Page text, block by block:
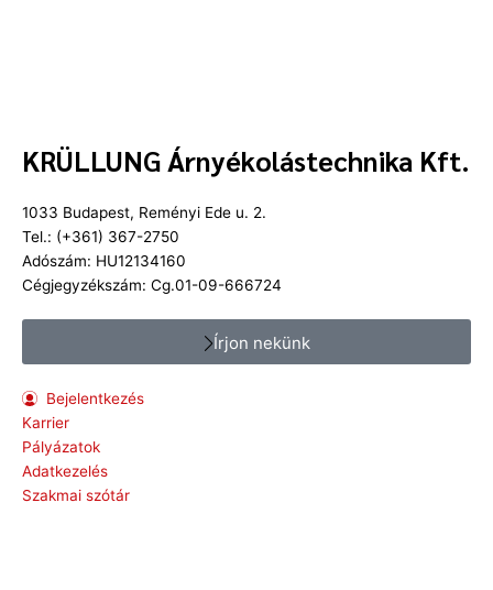
KRÜLLUNG Árnyékolástechnika Kft.
1033 Budapest, Reményi Ede u. 2.
Tel.: (+361) 367-2750
Adószám: HU12134160
Cégjegyzékszám: Cg.01-09-666724
Írjon nekünk
Bejelentkezés
Karrier
Pályázatok
Adatkezelés
Szakmai szótár